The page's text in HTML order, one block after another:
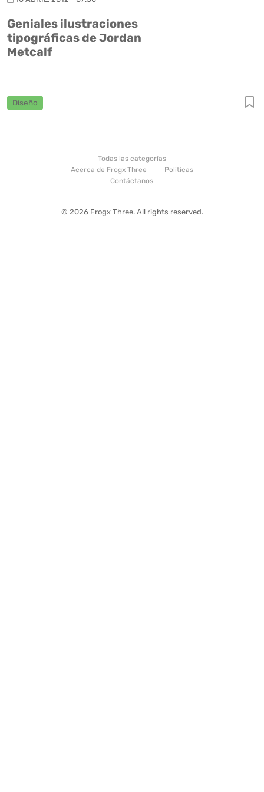
Geniales ilustraciones
tipográficas de Jordan
Metcalf
Diseño
Todas las categorías
Acerca de Frogx Three
Politicas
Contáctanos
© 2026 Frogx Three. All rights reserved.